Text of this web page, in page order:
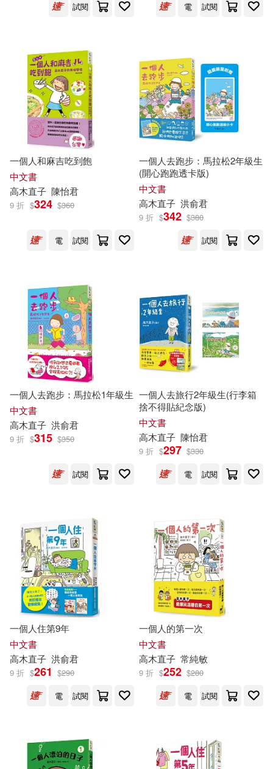
試閱
電
試閱
一個人和麻吉吃到飽
中文書
高木直子 陳怡君
9 折 $324 $360
電 試閱
一個人去跑步：馬拉松2年級生
(開心跑跑透卡版)
中文書
高木直子 洪俞君
9 折 $342 $380
試閱
一個人去跑步：馬拉松1年級生
中文書
高木直子 洪俞君
9 折 $315 $350
試閱
一個人去旅行2年級生(行李箱
捨不得貼紀念版)
中文書
高木直子 陳怡君
9 折 $297 $330
電
試閱
一個人住第9年
中文書
高木直子 洪俞君
9 折 $261 $290
電
試閱
一個人的第一次
中文書
高木直子 常純敏
9 折 $252 $280
電
試閱